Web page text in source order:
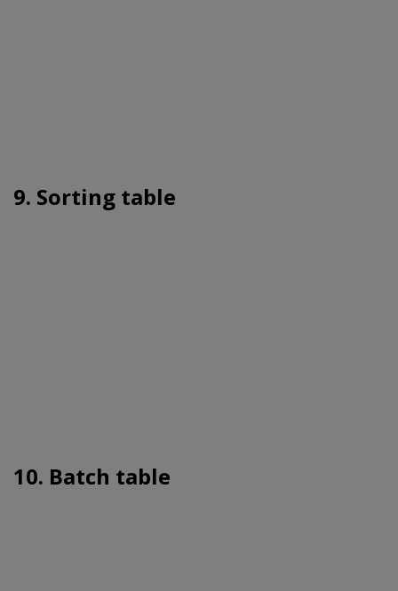
9. Sorting table
10. Batch table